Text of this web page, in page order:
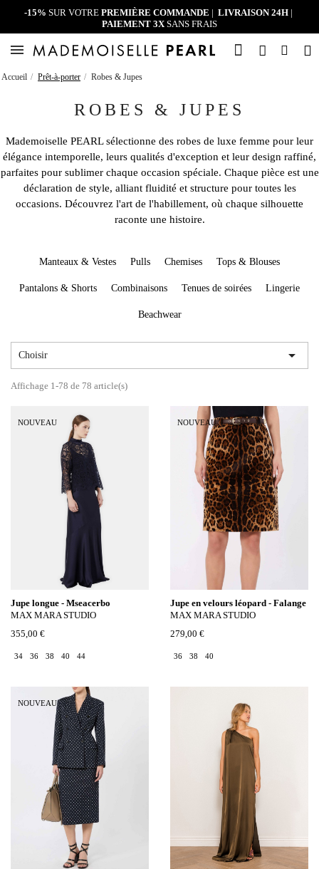
-15% SUR VOTRE PREMIÈRE COMMANDE | LIVRAISON 24H |
PAIEMENT 3XSANS FRAIS
Accueil Prêt-à-porter Robes & Jupes
ROBES & JUPES
Mademoiselle PEARLsélectionne des robes de luxe femme pour leur
élégance intemporelle, leurs qualités d'exception et leur design raffiné,
parfaites pour sublimer chaque occasion spéciale. Chaque pièce est une
déclaration de style, alliant fluidité et structure pour toutes les
occasions. Découvrez l'art de l'habillement, où chaque silhouette
raconte une histoire.
Manteaux & Vestes Pulls Chemises Tops & Blouses
Pantalons & Shorts Combinaisons Tenues de soirées Lingerie
Beachwear
Choisir 
Affichage 1-78 de 78 article(s)
NOUVEAU
Jupe longue - Mseacerbo
MAX MARA STUDIO
355,00 €
34 36 38 40 44
NOUVEAU
Jupe en velours léopard - Falange
MAX MARA STUDIO
279,00 €
36 38 40
NOUVEAU